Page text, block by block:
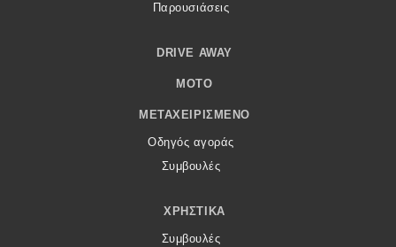
Παρουσιάσεις
DRIVE AWAY
MOTO
ΜΕΤΑΧΕΙΡΙΣΜΈΝΟ
Οδηγός αγοράς
Συμβουλές
ΧΡΗΣΤΙΚΆ
Συμβουλές